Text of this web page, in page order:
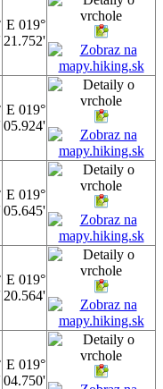
E 019°
21.752'
E 019°
05.924'
E 019°
05.645'
E 019°
20.564'
E 019°
04.750'